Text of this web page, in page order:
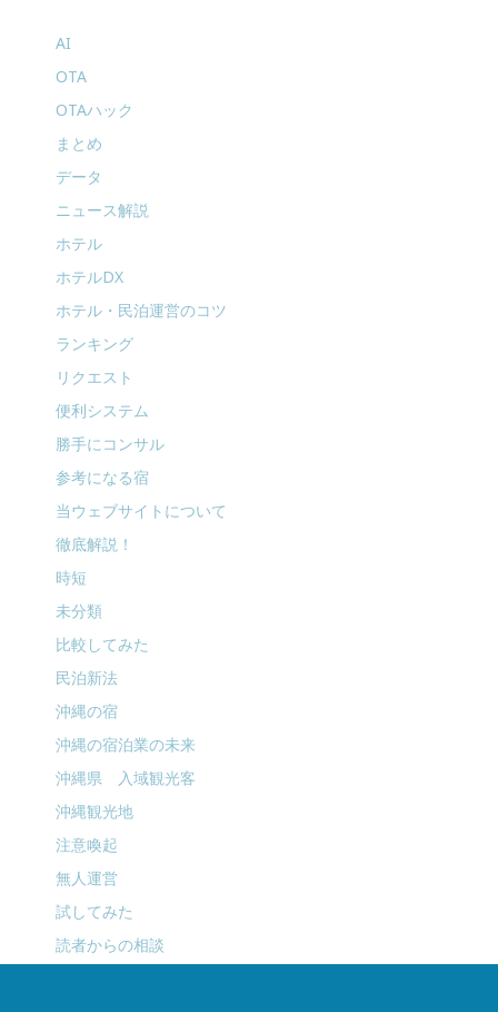
AI
OTA
OTAハック
まとめ
データ
ニュース解説
ホテル
ホテルDX
ホテル・民泊運営のコツ
ランキング
リクエスト
便利システム
勝手にコンサル
参考になる宿
当ウェブサイトについて
徹底解説！
時短
未分類
比較してみた
民泊新法
沖縄の宿
沖縄の宿泊業の未来
沖縄県 入域観光客
沖縄観光地
注意喚起
無人運営
試してみた
読者からの相談